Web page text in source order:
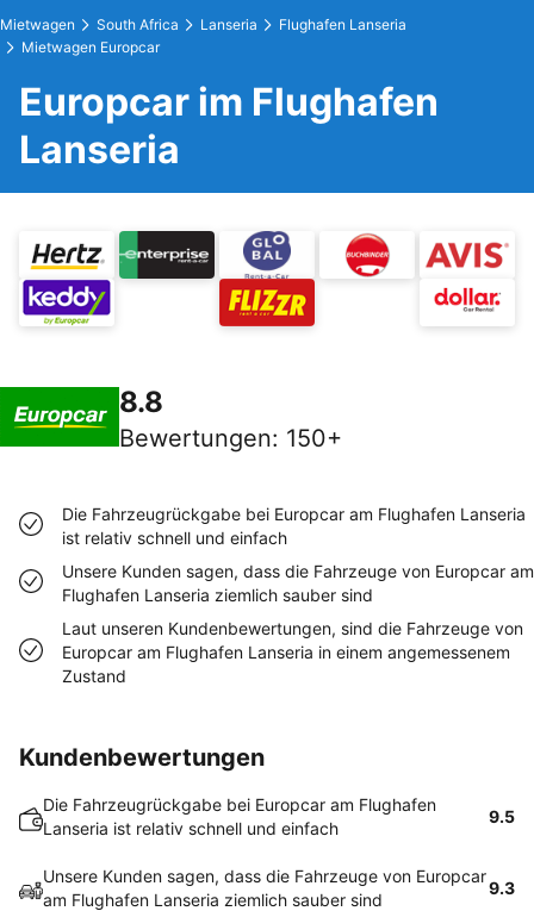
Mietwagen South Africa Lanseria
Flughafen Lanseria
Mietwagen Europcar
Europcar im Flughafen
Lanseria
8.8
Bewertungen: 150+
Die Fahrzeugrückgabe bei Europcar am Flughafen Lanseria
ist relativ schnell und einfach
Unsere Kunden sagen, dass die Fahrzeuge von Europcar am
Flughafen Lanseria ziemlich sauber sind
Laut unseren Kundenbewertungen, sind die Fahrzeuge von
Europcar am Flughafen Lanseria in einem angemessenem
Zustand
Kundenbewertungen
Die Fahrzeugrückgabe bei Europcar am Flughafen
Lanseria ist relativ schnell und einfach
9.5
Unsere Kunden sagen, dass die Fahrzeuge von Europcar
am Flughafen Lanseria ziemlich sauber sind
9.3